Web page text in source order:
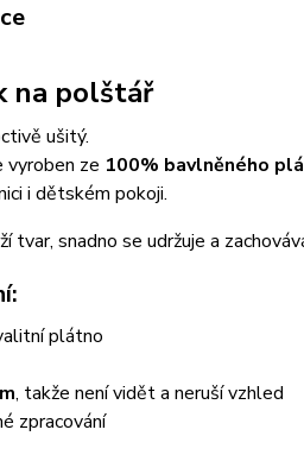
na polštář
ušitý.
ze 100% bavlněného
i dětském pokoji.
tvar, snadno se udržuje a
plátno
, takže není vidět a neruší vzhled
zpracování